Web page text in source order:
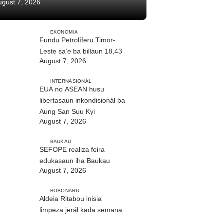
7, 2026
EKONOMIA
Fundu Petrolíferu Timor-
Leste sa’e ba billaun 18,43
August 7, 2026
INTERNASIONÁL
EUA no ASEAN husu
libertasaun inkondisionál ba
Aung San Suu Kyi
August 7, 2026
BAUKAU
SEFOPE realiza feira
edukasaun iha Baukau
August 7, 2026
BOBONARU
Aldeia Ritabou inisia
limpeza jerál kada semana